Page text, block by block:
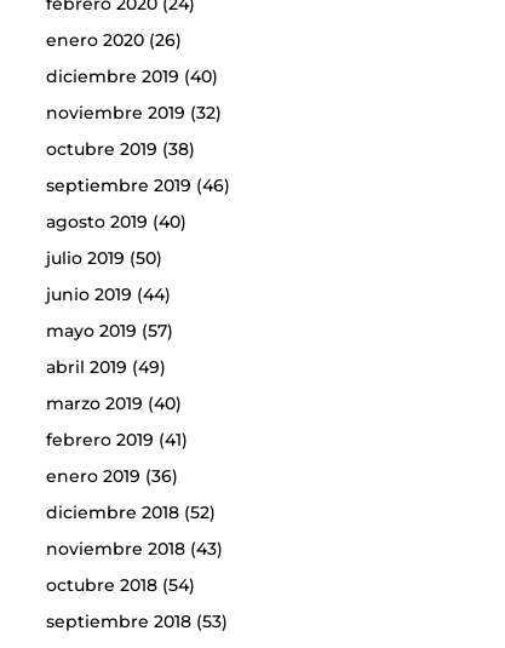
enero 2020(26)
diciembre 2019 (40)
noviembre 2019 (32)
octubre 2019 (38)
septiembre 2019 (46)
agosto 2019 (40)
julio 2019 (50)
junio 2019 (44)
mayo 2019 (57)
abril 2019 (49)
marzo 2019 (40)
febrero 2019 (41)
enero 2019 (36)
diciembre 2018(52)
noviembre 2018(43)
octubre 2018(54)
septiembre 2018(53)